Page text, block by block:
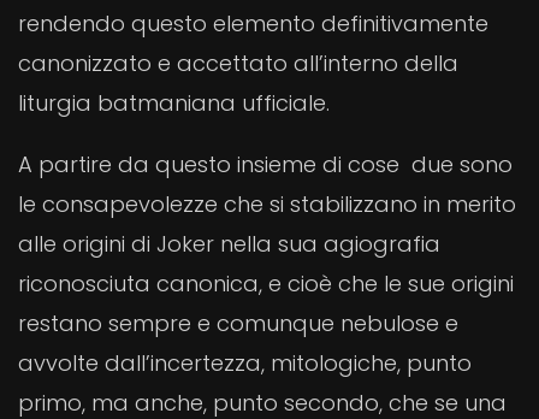
rendendo questo elemento definitivamente
canonizzato e accettato all’interno della
liturgia batmaniana ufficiale.
A partire da questo insieme di cose due sono
le consapevolezze che si stabilizzano in merito
alle origini di Joker nella sua agiografia
riconosciuta canonica, e cioè che le sue origini
restano sempre e comunque nebulose e
avvolte dall’incertezza, mitologiche, punto
primo, ma anche, punto secondo, che se una